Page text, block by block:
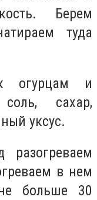
Берем
туда
огурцам и
сахар,
уксус.
в нем
больше 30